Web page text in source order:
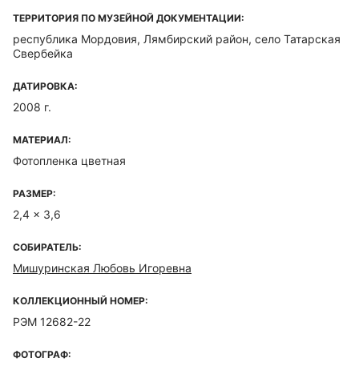
ТЕРРИТОРИЯ ПО МУЗЕЙНОЙ ДОКУМЕНТАЦИИ:
республика Мордовия, Лямбирский район, село Татарская
Свербейка
ДАТИРОВКА:
2008 г.
МАТЕРИАЛ:
Фотопленка цветная
РАЗМЕР:
2,4 x 3,6
СОБИРАТЕЛЬ:
Мишуринская Любовь Игоревна
КОЛЛЕКЦИОННЫЙ НОМЕР:
РЭМ 12682-22
ФОТОГРАФ: